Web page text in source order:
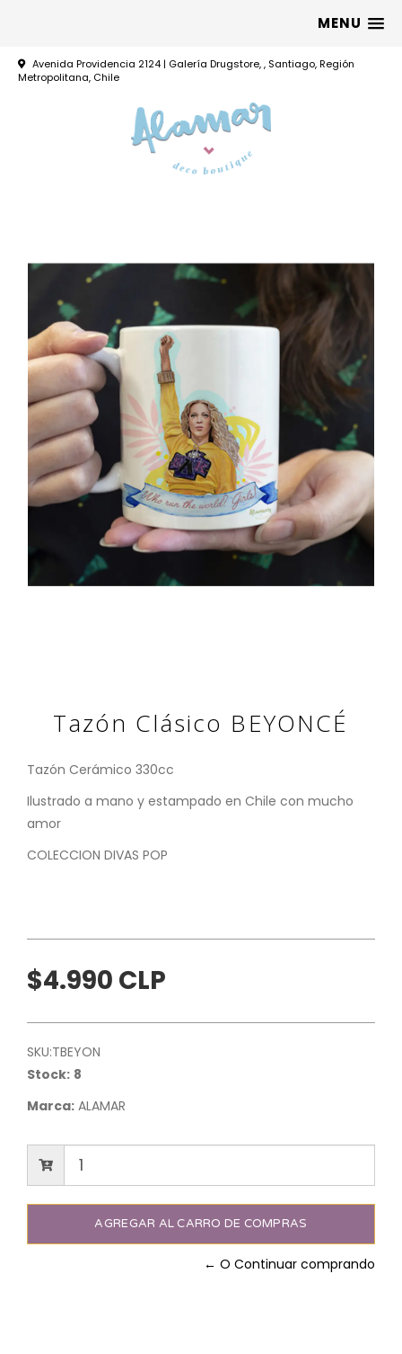
MENU
Avenida Providencia 2124 | Galería Drugstore, , Santiago, Región
Metropolitana, Chile
Tazón Clásico BEYONCÉ
Tazón Cerámico 330cc
Ilustrado a mano y estampado en Chile con mucho
amor
COLECCION DIVAS POP
$4.990 CLP
SKU:TBEYON
Stock: 8
Marca: ALAMAR
← O Continuar comprando